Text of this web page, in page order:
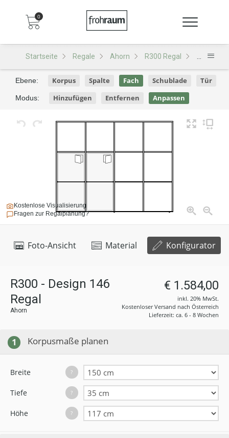
0
Startseite Regale Ahorn R300 Regal R300 -
Foto-Ansicht Material Konfigurator
Kostenlose Visualisierung
Fragen zur Regalplanung?
Ebene: Korpus Spalte Fach Schublade Tür
Modus: Hinzufügen Entfernen Anpassen
R300 - Design 146
Regal
Ahorn
€ 1.584,00
inkl. 20% MwSt.
Kostenloser Versand nach Österreich
Lieferzeit: ca. 6 - 8 Wochen
1 Korpusmaße planen
Breite ?
Tiefe ?
Höhe ?